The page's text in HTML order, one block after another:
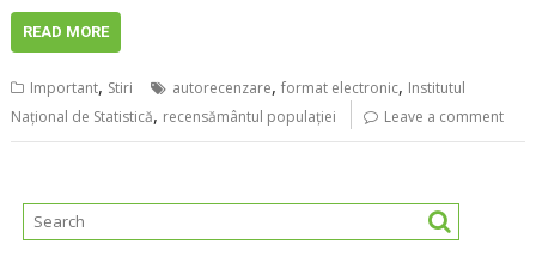
READ MORE
Important, Stiri autorecenzare,format electronic, Institutul
Naţional de Statistică, recensământul populației Leave a comment